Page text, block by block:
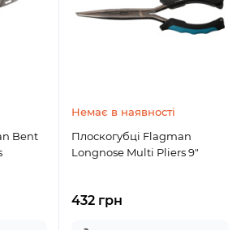
Bent
Немає в наявності
Плоскогубці Flagman
Longnose Multi Pliers 9"
432 грн